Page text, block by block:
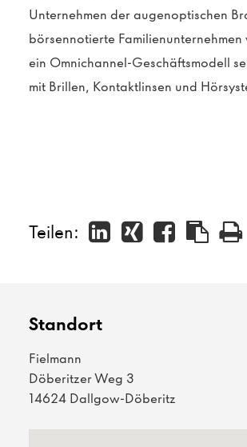
Unternehmen der augenoptischen
börsennotierte
ein Omnichannel-Geschäftsmodell
mit Brillen, Kontaktlinsen und
Teilen:
Standort
Fielmann
Döberitzer Weg 3
14624 Dallgow-Döberitz